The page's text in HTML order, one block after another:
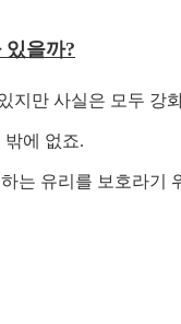
을까?
지만 사실은 모두 강
에 없죠.
는 유리를 보호라